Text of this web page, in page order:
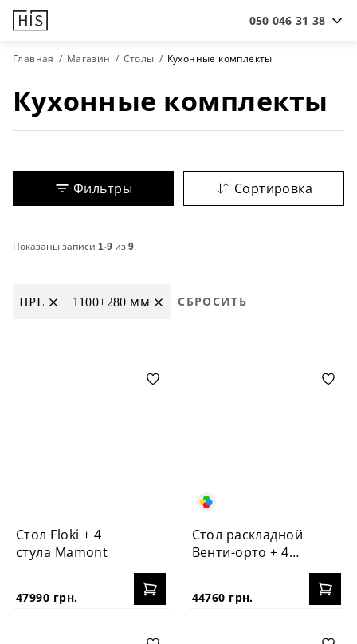
050 046 31 38
Главная Магазин Столы Кухонные комплекты
Кухонные комплекты
Фильтры Сортировка
Показаны записи 1-9 из9.
HPL 1100+280 мм СБРОСИТЬ
Стол Floki + 4
стула Mamont
47990 грн.
Стол раскладной
Венти-орто + 4
44760 грн.